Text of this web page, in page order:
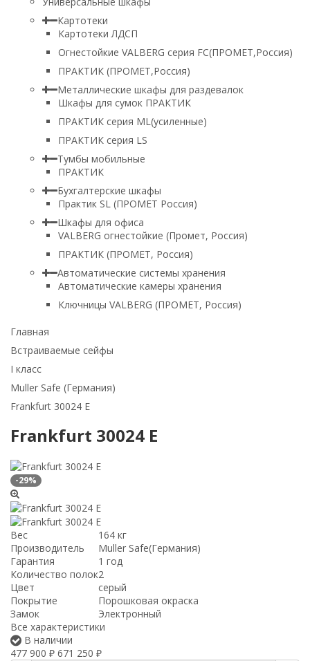
Картотеки
Картотеки ЛДСП
Огнестойкие VALBERG серия FC(ПРОМЕТ,Россия)
ПРАКТИК (ПРОМЕТ,Россия)
Металлические шкафы для раздевалок
Шкафы для сумок ПРАКТИК
ПРАКТИК серия ML(усиленные)
ПРАКТИК серия LS
Тумбы мобильные
ПРАКТИК
Бухгалтерские шкафы
Практик SL (ПРОМЕТ Россия)
Шкафы для офиса
VALBERG огнестойкие (Промет, Россия)
ПРАКТИК (ПРОМЕТ, Россия)
Автоматические системы хранения
Автоматические камеры хранения
Ключницы VALBERG (ПРОМЕТ, Россия)
Главная
Встраиваемые сейфы
I класс
Muller Safe (Германия)
Frankfurt 30024 E
Frankfurt 30024 E
-29%
Вес
164 кг
Производитель
Muller Safe(Германия)
Гарантия
1 год
Количество полок2
Цвет
серый
Покрытие
Порошковая окраска
Замок
Электронный
Все характеристики
В наличии
477 900 ₽ 671 250 ₽